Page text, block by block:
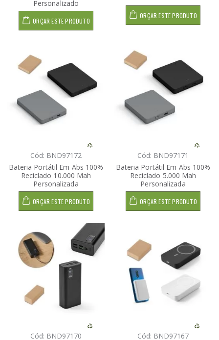
Personalizado
ORÇAR ESTE PRODUTO
ORÇAR ESTE PRODUTO
Cód: BND97172
Bateria Portátil Em Abs 100%
Reciclado 10.000 Mah
Personalizada
ORÇAR ESTE PRODUTO
Cód: BND97171
Bateria Portátil Em Abs 100%
Reciclado 5.000 Mah
Personalizada
ORÇAR ESTE PRODUTO
Cód: BND97170 Cód: BND97167